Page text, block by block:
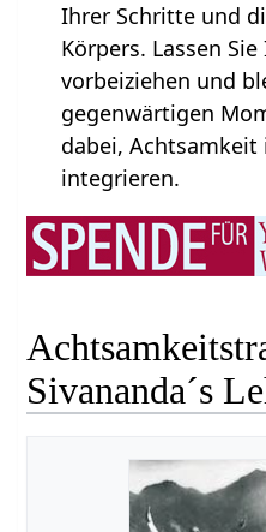
Ihrer Schritte und
Körpers. Lassen
vorbeiziehen und
gegenwärtigen
dabei, Achtsamkeit
integrieren.
Sivananda´s